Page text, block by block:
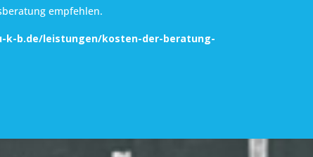
empfehlen.
k-b.de/leistungen/kosten-der-beratung-